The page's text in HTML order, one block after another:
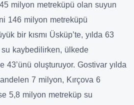
milyon metreküpü olan suyun
146 milyon metreküpü
bir kısmı Üsküp’te, yılda 63
kaybedilirken, ülkede
43’ünü oluşturuyor. Gostivar yılda
7 milyon, Kırçova 6
5,8 milyon metreküp su